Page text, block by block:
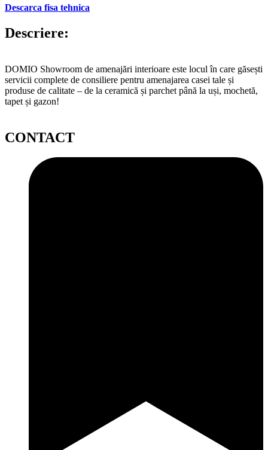
Descarca fisa tehnica
Descriere:
DOMIO Showroom de amenajări interioare este locul în care găsești
servicii complete de consiliere pentru amenajarea casei tale și
produse de calitate – de la ceramică și parchet până la uși, mochetă,
tapet și gazon!
CONTACT